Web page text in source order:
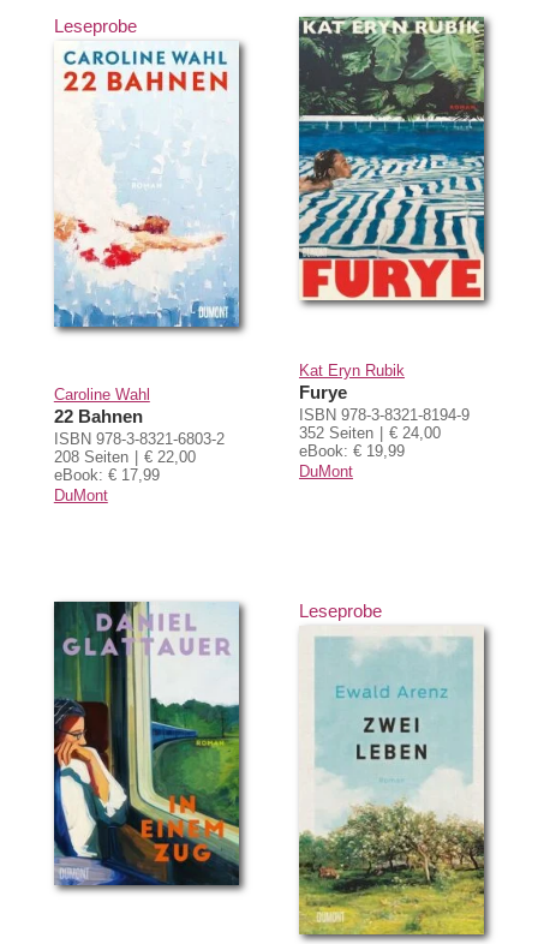
Leseprobe
Caroline Wahl
22 Bahnen
ISBN 978-3-8321-6803-2
208 Seiten
€ 22,00
eBook: € 17,99
DuMont
Kat Eryn Rubik
Furye
ISBN 978-3-8321-8194-9
352 Seiten
€ 24,00
eBook: € 19,99
DuMont
Leseprobe